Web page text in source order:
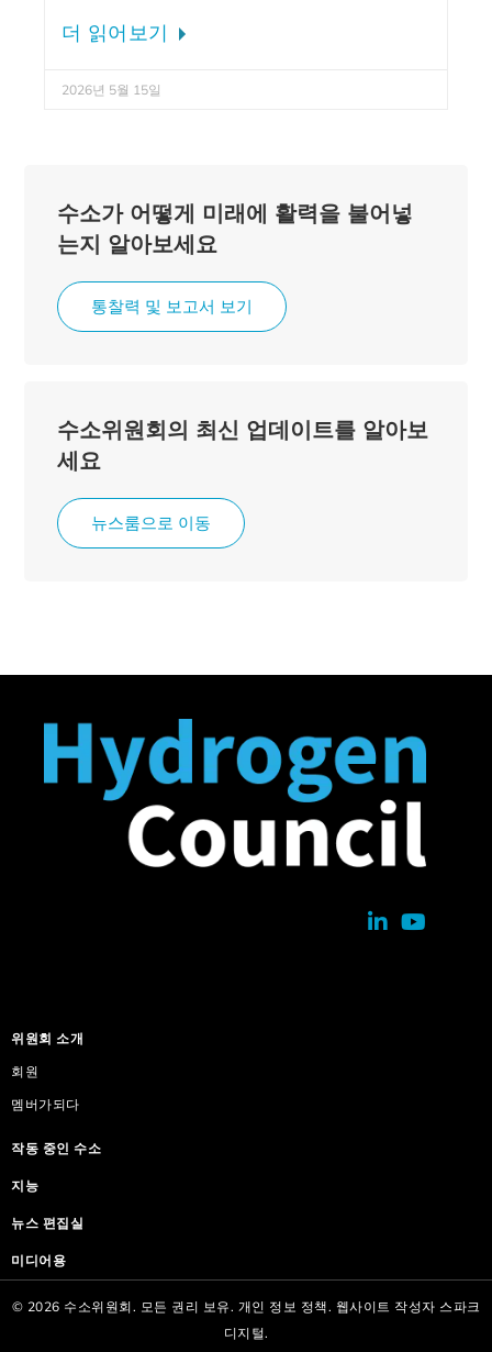
더 읽어보기
2026년 5월 15일
수소가 어떻게 미래에 활력을 불어넣
는지 알아보세요
통찰력 및 보고서 보기
수소위원회의 최신 업데이트를 알아보
세요
뉴스룸으로 이동
위원회 소개
회원
멤버가되다
작동 중인 수소
지능
뉴스 편집실
미디어용
© 2026 수소위원회. 모든 권리 보유. 개인 정보 정책. 웹사이트 작성자 스파크
디지털.